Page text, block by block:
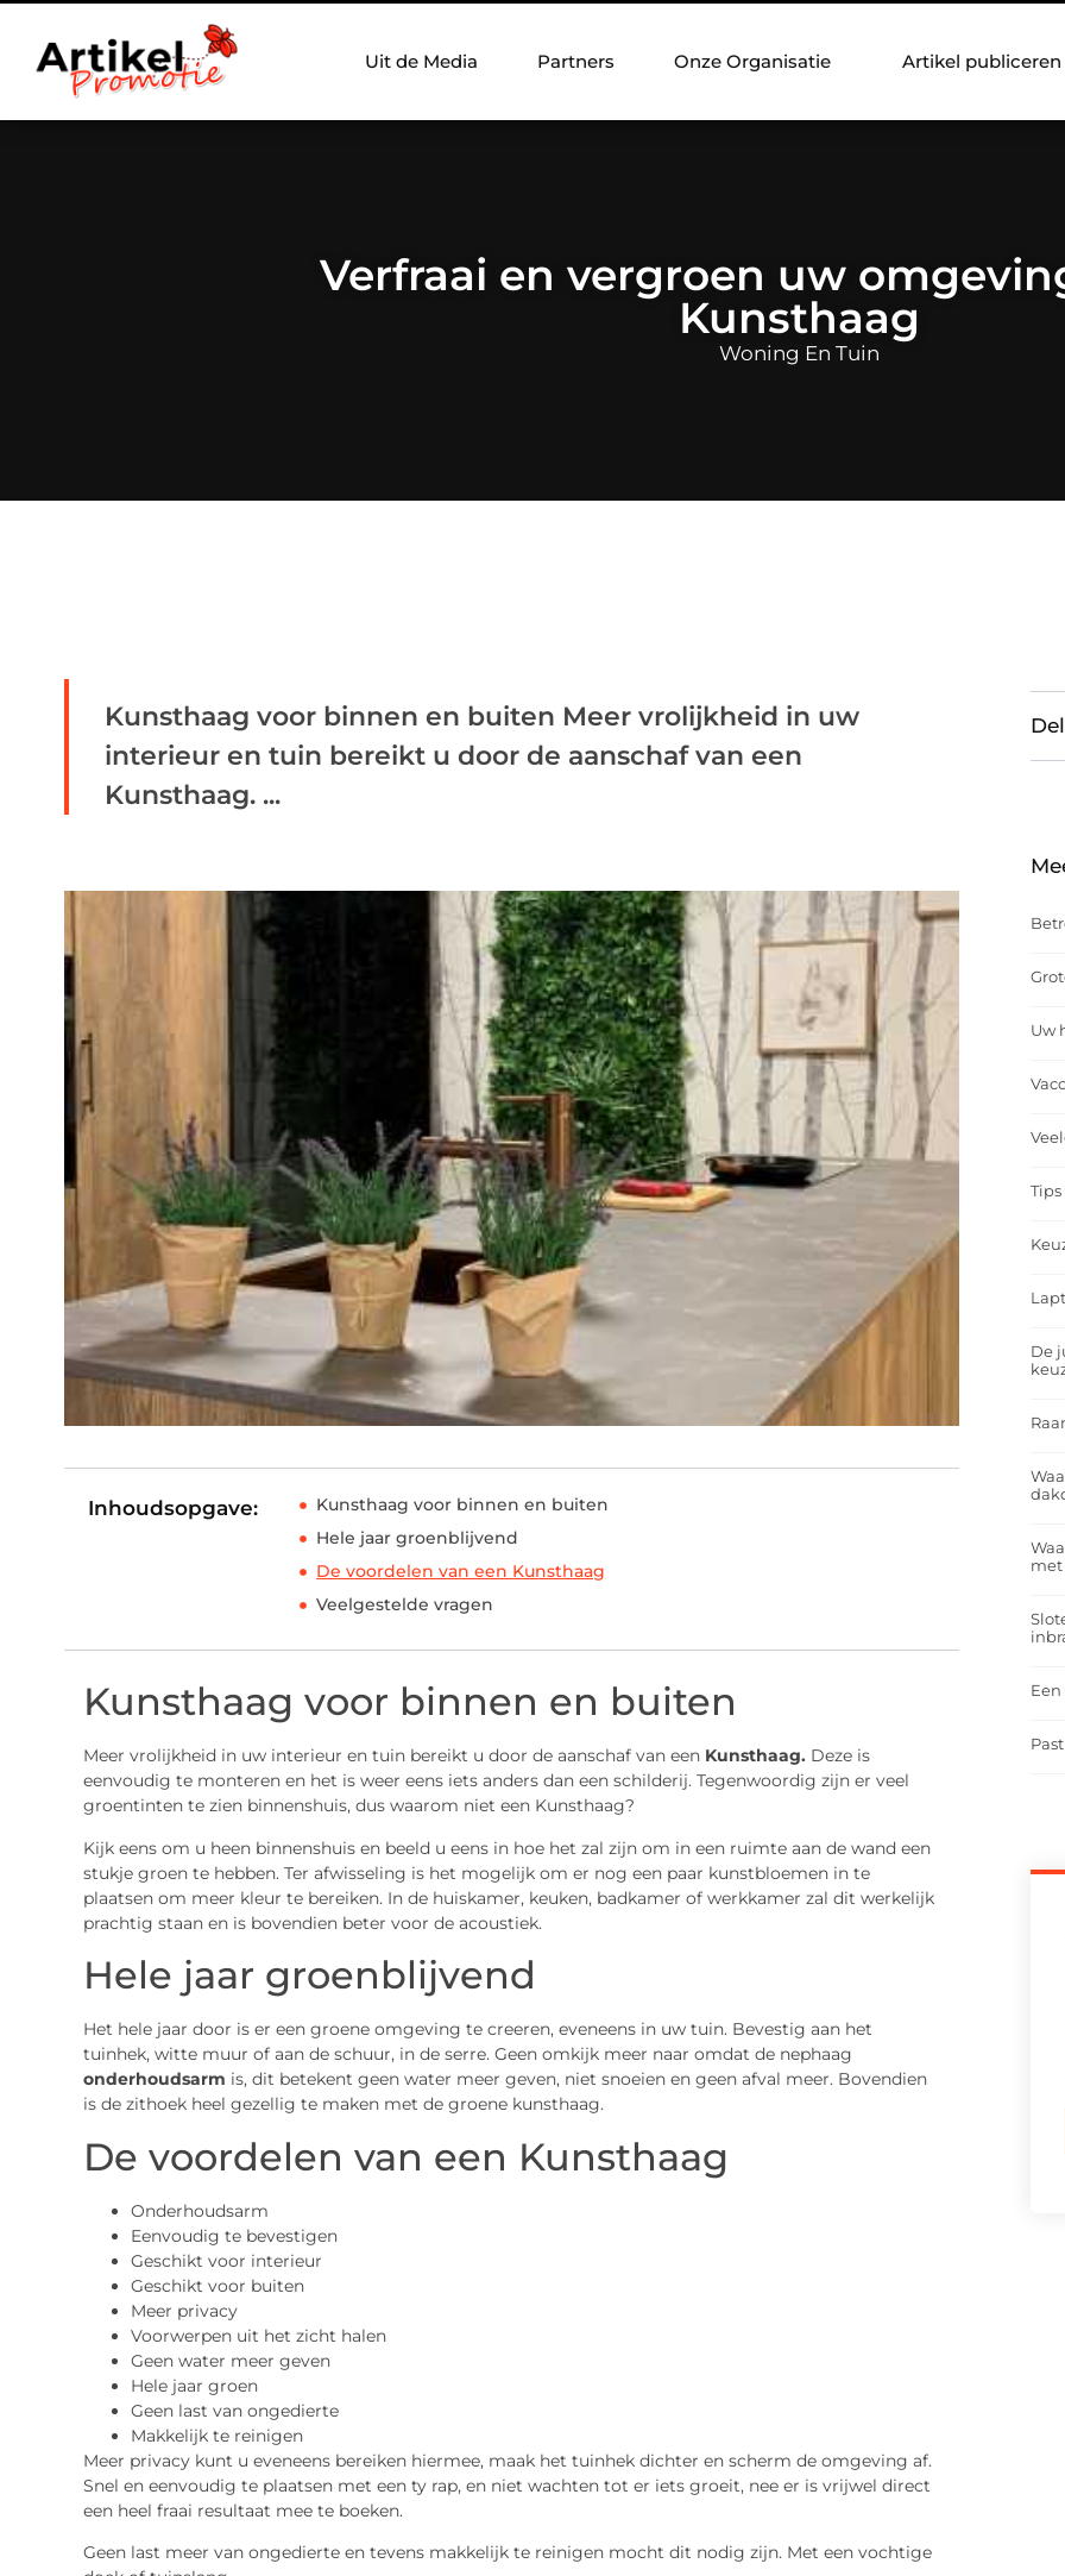
Uit de Media Partners Onze Organisatie Artikel publiceren
Verfraai en vergroen uw
Kunsthaag
Woning En Tuin
Kunsthaag voor binnen en buiten Meer vrolijkheid in uw
interieur en tuin bereikt u door de aanschaf van een
Kunsthaag. ...
Inhoudsopgave:
Kunsthaag voor binnen en buiten
Hele jaar groenblijvend
De voordelen van een Kunsthaag
Veelgestelde vragen
Kunsthaag voor binnen en buiten
Meer vrolijkheid in uw interieur en tuin bereikt u door de aanschaf van een Kunsthaag.Deze is
eenvoudig te monteren en het is weer eens iets anders dan een schilderij. Tegenwoordig zijn er veel
groentinten te zien binnenshuis, dus waarom niet een Kunsthaag?
Kijk eens om u heen binnenshuis en beeld u eens in hoe het zal zijn om in een ruimte aan de wand een
stukje groen te hebben. Ter afwisseling is het mogelijk om er nog een paar kunstbloemen in te
plaatsen om meer kleur te bereiken. In de huiskamer, keuken, badkamer of werkkamer zal dit werkelijk
prachtig staan en is bovendien beter voor de acoustiek.
Hele jaar groenblijvend
Het hele jaar door is er een groene omgeving te creeren, eveneens in uw tuin. Bevestig aan het
tuinhek, witte muur of aan de schuur, in de serre. Geen omkijk meer naar omdat de nephaag
onderhoudsarm is, dit betekent geen water meer geven, niet snoeien en geen afval meer. Bovendien
is de zithoek heel gezellig te maken met de groene kunsthaag.
De voordelen van een Kunsthaag
Onderhoudsarm
Eenvoudig te bevestigen
Geschikt voor interieur
Geschikt voor buiten
Meer privacy
Voorwerpen uit het zicht halen
Geen water meer geven
Hele jaar groen
Geen last van ongedierte
Makkelijk te reinigen
Meer privacy kunt u eveneens bereiken hiermee, maak het tuinhek dichter en scherm de omgeving af.
Snel en eenvoudig te plaatsen met een ty rap, en niet wachten tot er iets groeit, nee er is vrijwel direct
een heel fraai resultaat mee te boeken.
Geen last meer van ongedierte en tevens makkelijk te reinigen mocht dit nodig zijn. Met een vochtige
Uw
De
met